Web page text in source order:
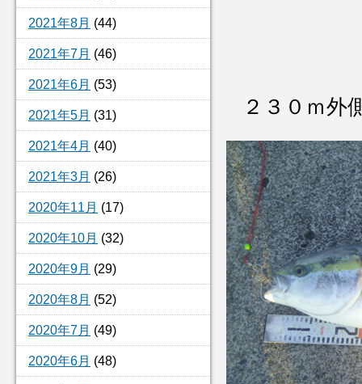
2021年8月 (44)
2021年7月 (46)
2021年6月 (53)
2021年5月 (31)
2021年4月 (40)
2021年3月 (26)
2020年11月 (17)
2020年10月 (32)
2020年9月 (29)
2020年8月 (52)
2020年7月 (49)
2020年6月 (48)
２３０ｍ